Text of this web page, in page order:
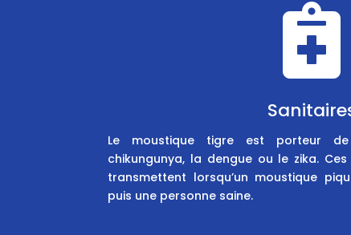

Le moustique tigre est porteur
chikungunya, la dengue ou le zika.
transmettent lorsqu’un moustique
puis une personne saine.